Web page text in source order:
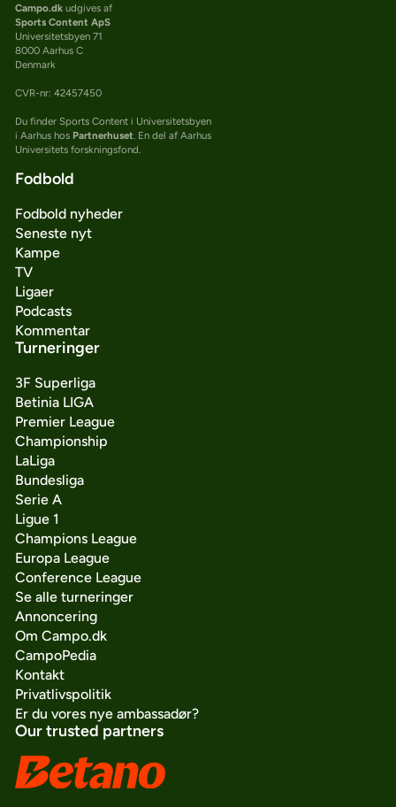
Campo.dkudgives af
Sports Content ApS
Universitetsbyen 71
8000 Aarhus C
Denmark
CVR-nr: 42457450
Du finder Sports Content i Universitetsbyen
i Aarhus hos Partnerhuset. En del af Aarhus
Universitets forskningsfond.
Fodbold
Fodbold nyheder
Seneste nyt
Kampe
TV
Ligaer
Podcasts
Kommentar
Turneringer
3F Superliga
Betinia LIGA
Premier League
Championship
LaLiga
Bundesliga
Serie A
Ligue 1
Champions League
Europa League
Conference League
Se alle turneringer
Annoncering
Om Campo.dk
CampoPedia
Kontakt
Privatlivspolitik
Er du vores nye ambassadør?
Our trusted partners